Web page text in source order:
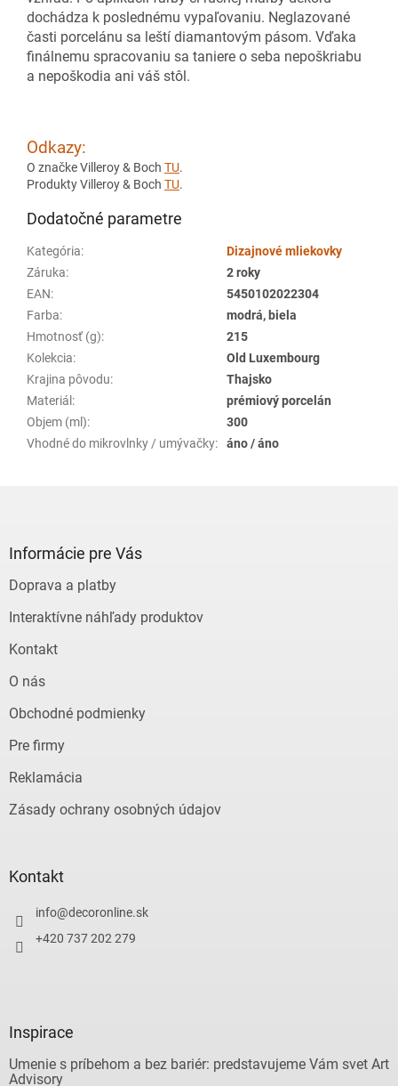
dochádza k poslednému vypaľovaniu. Neglazované
časti porcelánu sa leští diamantovým pásom. Vďaka
finálnemu spracovaniu sa taniere o seba nepoškriabu
a nepoškodia ani váš stôl.
Odkazy:
O značke Villeroy & Boch TU.
Produkty Villeroy & Boch TU.
Dodatočné parametre
Kategória:
Dizajnové mliekovky
Záruka:
2 roky
EAN:
5450102022304
Farba:
modrá, biela
Hmotnosť (g):
215
Kolekcia:
Old Luxembourg
Krajina pôvodu:
Thajsko
Materiál :
prémiový porcelán
Objem (ml):
300
Vhodné do mikrovlnky / umývačky: áno / áno
Informácie pre Vás
Doprava a platby
Interaktívne náhľady produktov
Kontakt
O nás
Obchodné podmienky
Pre firmy
Reklamácia
Zásady ochrany osobných údajov
Kontakt
info@decoronline.sk
+420 737 202 279
Inspirace
Umenie s príbehom a bez bariér: predstavujeme Vám svet Art
Advisory